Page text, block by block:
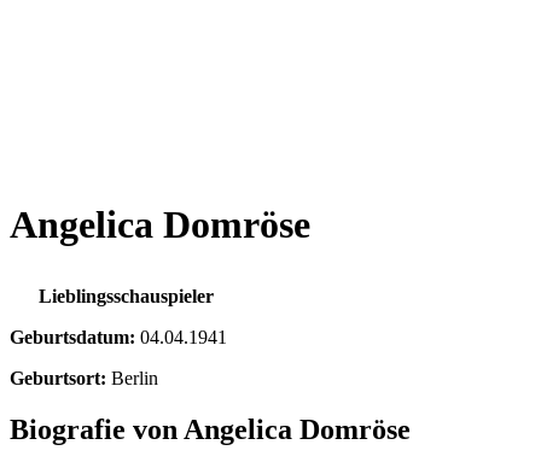
Angelica Domröse
Lieblingsschauspieler
Geburtsdatum: 04.04.1941
Geburtsort: Berlin
Biografie von Angelica Domröse